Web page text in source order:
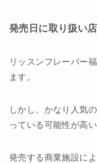
発売日に取り扱い
リッスンフレーバー
ます。
しかし、かなり人気
っている可能性が高
発売する商業施設に